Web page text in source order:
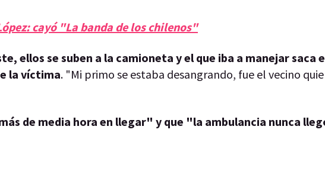
cayó "La banda de los chilenos"
ellos se suben a la camioneta y el que iba a manejar saca
la víctima. "Mi primo se estaba desangrando, fue el vecino
de media hora en llegar" y que "la ambulancia nunca